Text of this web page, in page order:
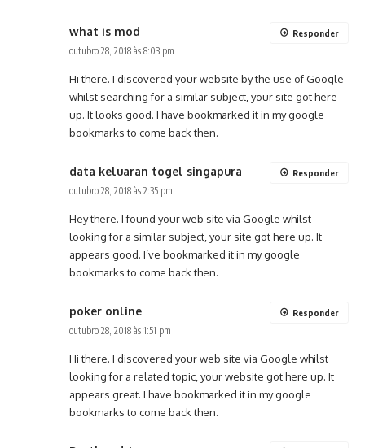
what is mod
outubro 28, 2018 às 8:03 pm
Hi there. I discovered your website by the use of Google
whilst searching for a similar subject, your site got here
up. It looks good. I have bookmarked it in my google
bookmarks to come back then.
Responder
data keluaran togel singapura
outubro 28, 2018 às 2:35 pm
Hey there. I found your web site via Google whilst
looking for a similar subject, your site got here up. It
appears good. I’ve bookmarked it in my google
bookmarks to come back then.
Responder
poker online
outubro 28, 2018 às 1:51 pm
Hi there. I discovered your web site via Google whilst
looking for a related topic, your website got here up. It
appears great. I have bookmarked it in my google
bookmarks to come back then.
Responder